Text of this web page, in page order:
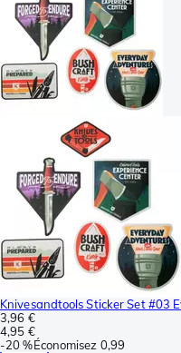
Knivesandtools Sticker Set #03
3,96 €
4,95 €
-20 %Économisez 0,99